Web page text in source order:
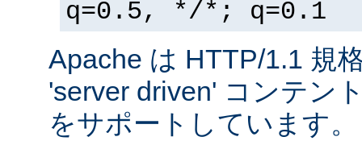
q=0.5, */*; q=0.1
Apache は HTTP/1.1 規
'server driven' コンテン
をサポートしています